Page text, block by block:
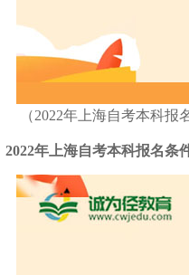
（2022年上海自考本科报
2022年上海自考本科报名条